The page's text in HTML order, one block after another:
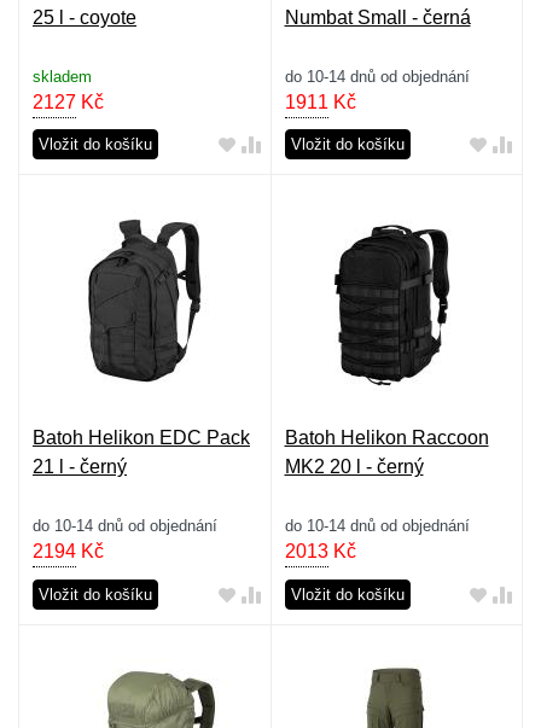
25 l - coyote
skladem
2127 Kč
Vložit do košíku
Numbat Small - černá
do 10-14 dnů od objednání
1911 Kč
Vložit do košíku
Batoh Helikon EDC Pack
21 l - černý
do 10-14 dnů od objednání
2194 Kč
Vložit do košíku
Batoh Helikon Raccoon
MK2 20 l - černý
do 10-14 dnů od objednání
2013Kč
Vložit do košíku